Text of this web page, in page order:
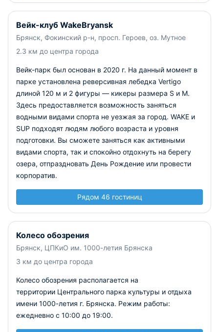
Вейк-клуб WakeBryansk
Брянск, Фокинский р-н, просп. Героев, оз. Мутное
2.3 км до центра города
Вейк-парк был основан в 2020 г. На данный момент в
парке установлена реверсивная лебедка Vertigo
длиной 120 м и 2 фигуры — кикеры размера S и M.
Здесь предоставляется возможность заняться
водными видами спорта не уезжая за город. WAKE и
SUP подходят людям любого возраста и уровня
подготовки. Вы сможете заняться как активными
видами спорта, так и спокойно отдохнуть на берегу
озера, отпраздновать День Рождение или провести
корпоратив.
Рядом 46 гостиниц
Колесо обозрения
Брянск, ЦПКиО им. 1000-летия Брянска
3 км до центра города
Колесо обозрения располагается на
территории Центрального парка культуры и отдыха
имени 1000-летия г. Брянска. Режим работы:
ежедневно с 10:00 до 19:00.